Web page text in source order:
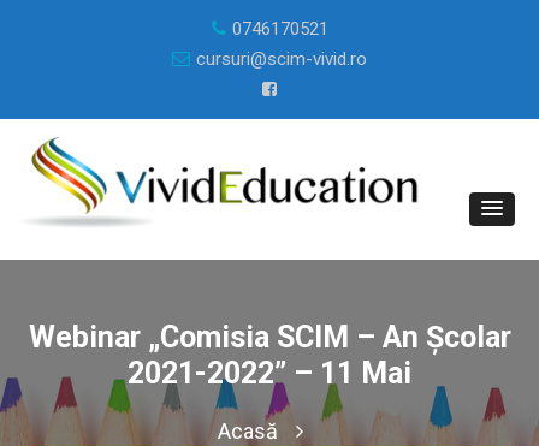
0746170521
cursuri@scim-vivid.ro
Webinar „Comisia SCIM – An Școlar
2021-2022” – 11 Mai
Acasă